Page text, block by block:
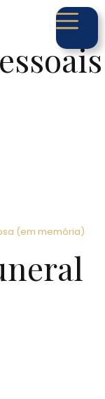
(em memória)